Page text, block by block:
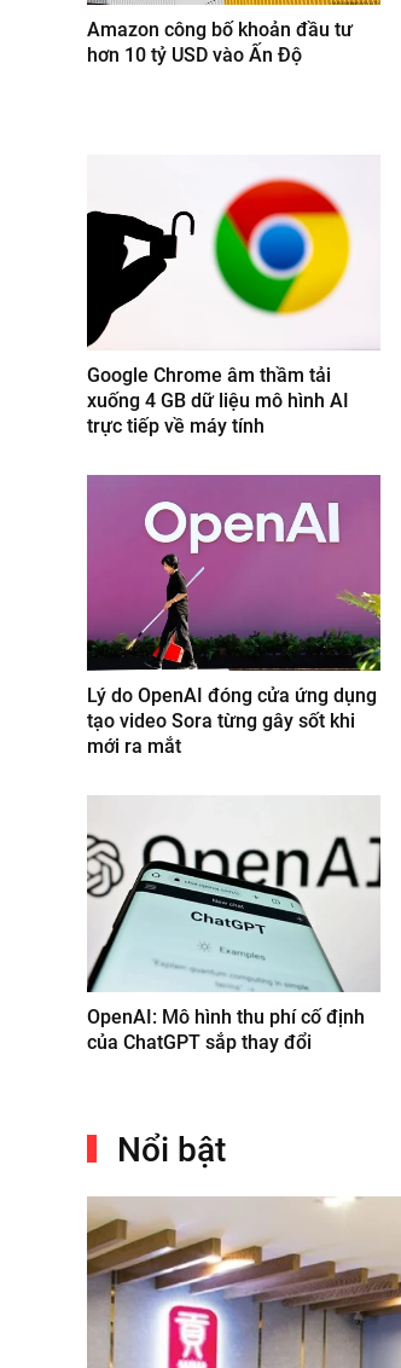
Amazon công bố khoản đầu tư
hơn 10 tỷ USD vào Ấn Độ
Google Chrome âm thầm tải
xuống 4 GB dữ liệu mô hình AI
trực tiếp về máy tính
Lý do OpenAI đóng cửa ứng dụng
tạo video Sora từng gây sốt khi
mới ra mắt
OpenAI: Mô hình thu phí cố định
của ChatGPT sắp thay đổi
Nổi bật